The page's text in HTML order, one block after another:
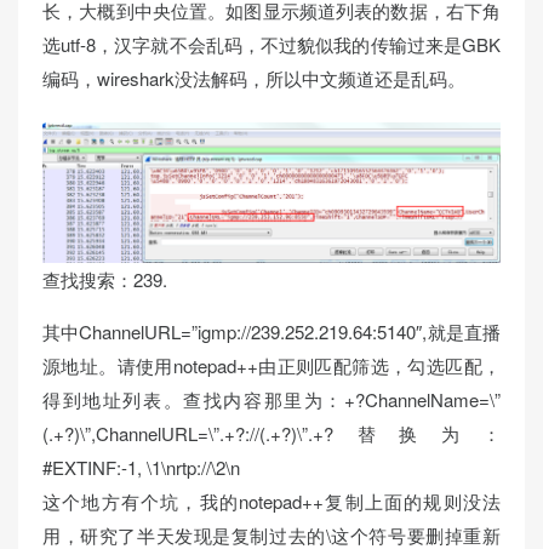
长，大概到中央位置。如图显示频道列表的数据，右下角
选utf-8，汉字就不会乱码，不过貌似我的传输过来是GBK
编码，wireshark没法解码，所以中文频道还是乱码。
查找搜索：239.
其中ChannelURL=”igmp://239.252.219.64:5140″,就是直播
源地址。请使用notepad++由正则匹配筛选，勾选匹配，
得到地址列表。查找内容那里为：+?ChannelName=\”
(.+?)\”,ChannelURL=\”.+?://(.+?)\”.+?替换为：
#EXTINF:-1, \1\nrtp://\2\n
这个地方有个坑，我的notepad++复制上面的规则没法
用，研究了半天发现是复制过去的\这个符号要删掉重新